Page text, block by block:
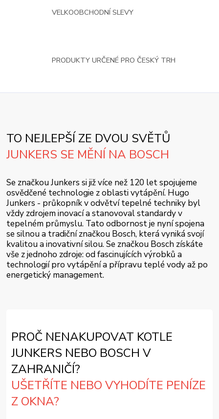
VELKOOBCHODNÍ SLEVY
PRODUKTY URČENÉ PRO ČESKÝ TRH
TO NEJLEPŠÍ ZE DVOU SVĚTŮ
JUNKERS SE MĚNÍ NA BOSCH
Se značkou Junkers si již více než 120 let spojujeme
osvědčené technologie z oblasti vytápění. Hugo
Junkers - průkopník v odvětví tepelné techniky byl
vždy zdrojem inovací a stanovoval standardy v
tepelném průmyslu. Tato odbornost je nyní spojena
se silnou a tradiční značkou Bosch, která vyniká svojí
kvalitou a inovativní silou. Se značkou Bosch získáte
vše z jednoho zdroje: od fascinujících výrobků a
technologií pro vytápění a přípravu teplé vody až po
energetický management.
PROČ NENAKUPOVAT KOTLE
JUNKERS NEBO BOSCH V
ZAHRANIČÍ?
UŠETŘÍTE NEBO VYHODÍTE PENÍZE
Z OKNA?